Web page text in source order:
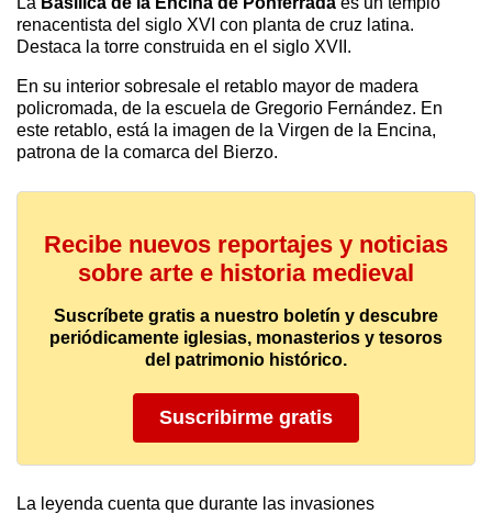
renacentista del siglo XVI con planta de cruz latina.
Destaca la torre construida en el siglo XVII.
En su interior sobresale el retablo mayor de madera
policromada, de la escuela de Gregorio Fernández. En
este retablo, está la imagen de la Virgen de la Encina,
patrona de la comarca del Bierzo.
Recibe nuevos reportajes y noticias
sobre arte e historia medieval
Suscríbete gratis a nuestro boletín y descubre
periódicamente iglesias, monasterios y tesoros
del patrimonio histórico.
Suscribirme gratis
La leyenda cuenta que durante las invasiones